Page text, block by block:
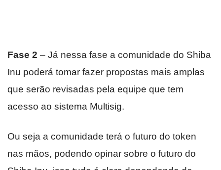
Fase 2 – Já nessa fase a comunidade do Shiba
Inu poderá tomar fazer propostas mais amplas
que serão revisadas pela equipe que tem
acesso ao sistema Multisig.
Ou seja a comunidade terá o futuro do token
nas mãos, podendo opinar sobre o futuro do